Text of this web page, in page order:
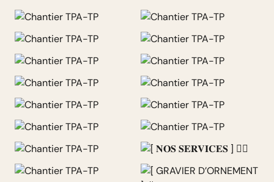
[ 𝐍𝐎𝐒 𝐒𝐄𝐑𝐕𝐈𝐂𝐄𝐒 ] 👷‍♂